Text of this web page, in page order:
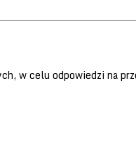
w celu odpowiedzi na